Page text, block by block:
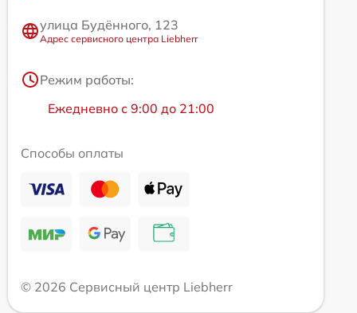
улица Будённого, 123
Адрес сервисного центра Liebherr
Режим работы:
Ежедневно с 9:00 до 21:00
Способы оплаты
© 2026 Сервисный центр Liebherr